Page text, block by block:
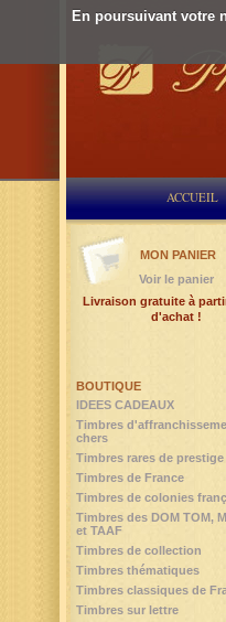
En poursuivant votre
ACCUEIL
BOUTIQUE
IDEES CADEAUX
Timbres
chers
Timbres rares de prestige
Timbres de France
Timbres de colonies
Timbres des DOM TOM,
et TAAF
Timbres de collection
Timbres thématiques
Timbres classiques de
Timbres sur lettre
MON PANIER
Voir le panier
Livraison gratuite à
d'achat !